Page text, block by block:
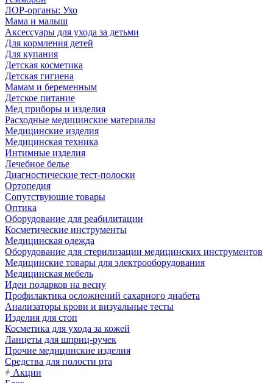
ЛОР-органы: Ухо
Мама и малыш
Аксессуары для ухода за детьми
Для кормления детей
Для купания
Детская косметика
Детская гигиена
Мамам и беременным
Детское питание
Мед приборы и изделия
Расходные медицинские материалы
Медицинские изделия
Медицинская техника
Интимные изделия
Лечебное белье
Диагностические тест-полоски
Ортопедия
Сопутствующие товары
Оптика
Оборудование для реабилитации
Косметические инструменты
Медицинская одежда
Оборудование для стерилизации медицинских инструментов
Медицинские товары для электрооборудования
Медицинская мебель
Идеи подарков на весну
Профилактика осложнений сахарного диабета
Анализаторы крови и визуальные тесты
Изделия для стоп
Косметика для ухода за кожей
Ланцеты для шприц-ручек
Прочие медицинские изделия
Средства для полости рта
Акции